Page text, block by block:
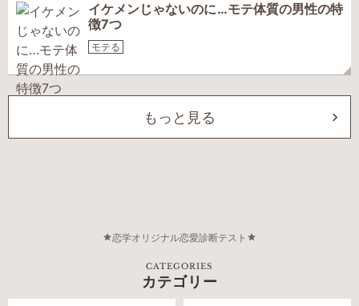
イケメンじゃないのに…モテ体質の男性の特
徴7つ
モテる
もっと見る
恋学オリジナル恋愛診断テスト
CATEGORIES
カテゴリー